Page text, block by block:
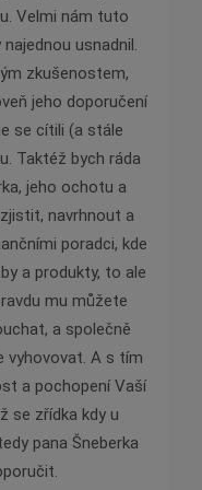
Velmi nám tuto
usnadnil.
zkušenostem,
jeho doporučení
se cítili (a stále
Taktéž bych ráda
jeho ochotu a
navrhnout a
poradci, kde
a produkty, to ale
mu můžete
a společně
vyhovovat. A s tím
a pochopení Vaší
se zřídka kdy u
pana Šneberka